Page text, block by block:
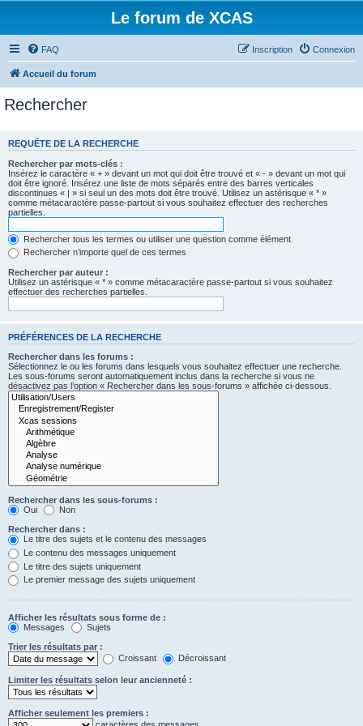
Le forum de XCAS
FAQ Connexion
Inscription
Accueil du forum
Rechercher
REQUÊTE DE LA RECHERCHE
Rechercher par mots-clés :
Insérez le caractère « + » devant un mot qui doit être trouvé et « - » devant un mot qui
doit être ignoré. Insérez une liste de mots séparés entre des barres verticales
discontinues « | » si seul un des mots doit être trouvé. Utilisez un astérisque « * »
comme métacaractère passe-partout si vous souhaitez effectuer des recherches
partielles.
Rechercher tous les termes ou utiliser une question comme élément
Rechercher n’importe quel de ces termes
Rechercher par auteur :
Utilisez un astérisque « * » comme métacaractère passe-partout si vous souhaitez
effectuer des recherches partielles.
PRÉFÉRENCES DE LA RECHERCHE
Rechercher dans les forums :
Sélectionnez le ou les forums dans lesquels vous souhaitez effectuer une recherche.
Les sous-forums seront automatiquement inclus dans la recherche si vous ne
désactivez pas l’option « Rechercher dans les sous-forums » affichée ci-dessous.
Rechercher dans les sous-forums :
Oui
Non
Rechercher dans :
Le titre des sujets et le contenu des messages
Le contenu des messages uniquement
Le titre des sujets uniquement
Le premier message des sujets uniquement
Afficher les résultats sous forme de :
Messages
Sujets
Trier les résultats par :
Croissant
Décroissant
Limiter les résultats selon leur ancienneté :
Afficher seulement les premiers :